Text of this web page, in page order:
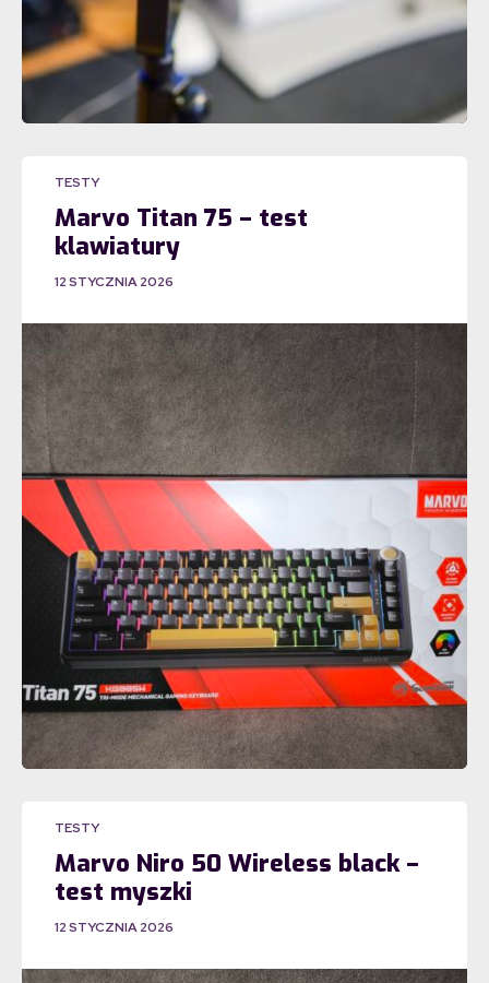
TESTY
Marvo Titan 75 – test
klawiatury
12 STYCZNIA 2026
TESTY
Marvo Niro 50 Wireless black –
test myszki
12 STYCZNIA 2026